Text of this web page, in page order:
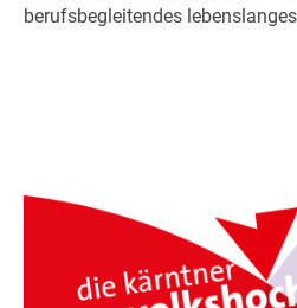
berufsbegleitendes